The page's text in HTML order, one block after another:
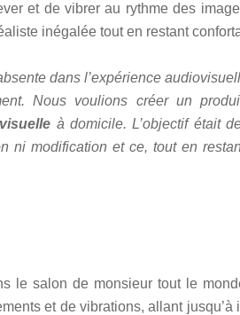
et de vibrer au rythme des
inégalée tout en restant
dans l’expérience
Nous voulions créer un
à domicile. L’objectif était
ni modification et ce, tout en
le salon de monsieur tout le
et de vibrations, allant